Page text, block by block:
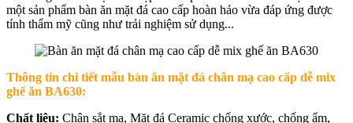
một sản phẩm bàn ăn mặt đá cao cấp hoàn hảo vừa đáp ứng được
tính thẩm mỹ cũng như trải nghiệm sử dụng...
Thông tin chi tiết mẫu bàn ăn mặt đá chân mạ cao cấp dễ mix
ghế ăn BA630:
Chất liệu: Chân sắt mạ, Mặt đá Ceramic chống xước, chống ẩm,